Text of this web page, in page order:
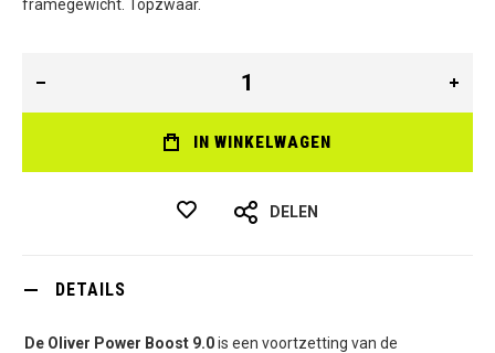
framegewicht. Topzwaar.
IN WINKELWAGEN
DELEN
DETAILS
De Oliver Power Boost 9.0is een voortzetting van de